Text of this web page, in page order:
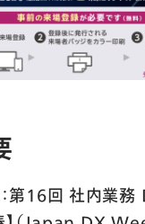
第16回 社内業務